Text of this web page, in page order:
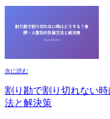
次に読む
割り勘で割り切れない
法と解決策